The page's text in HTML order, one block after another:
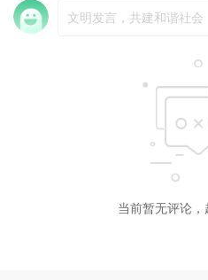
当前暂无评论